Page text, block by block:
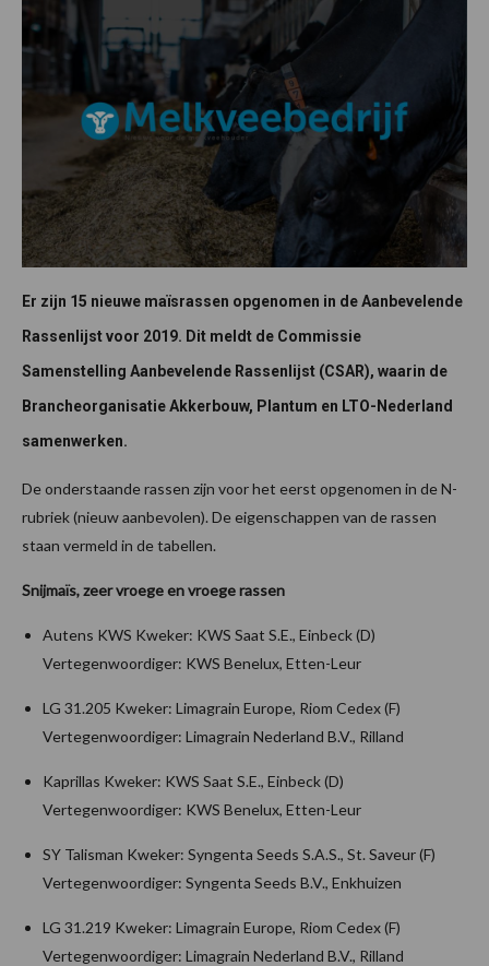
Er zijn 15 nieuwe maïsrassen opgenomen in de Aanbevelende
Rassenlijst voor 2019. Dit meldt de Commissie
Samenstelling Aanbevelende Rassenlijst (CSAR), waarin de
Brancheorganisatie Akkerbouw, Plantum en LTO-Nederland
samenwerken.
De onderstaande rassen zijn voor het eerst opgenomen in de N-
rubriek (nieuw aanbevolen). De eigenschappen van de rassen
staan vermeld in de tabellen.
Snijmaïs, zeer vroege en vroege rassen
Autens KWS Kweker: KWS Saat S.E., Einbeck (D)
Vertegenwoordiger: KWS Benelux, Etten-Leur
LG 31.205 Kweker: Limagrain Europe, Riom Cedex (F)
Vertegenwoordiger: Limagrain Nederland B.V., Rilland
Kaprillas Kweker: KWS Saat S.E., Einbeck (D)
Vertegenwoordiger: KWS Benelux, Etten-Leur
SY Talisman Kweker: Syngenta Seeds S.A.S., St. Saveur (F)
Vertegenwoordiger: Syngenta Seeds B.V., Enkhuizen
LG 31.219 Kweker: Limagrain Europe, Riom Cedex (F)
Vertegenwoordiger: Limagrain Nederland B.V., Rilland